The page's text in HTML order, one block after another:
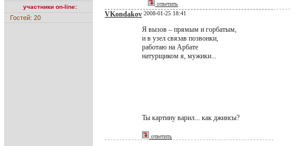
участники on-line:
Гостей: 20
ответить
VKondakov 2008-01-25 18:41
Я вызов – прямым и горбатым,
и в узел связав позвонки,
работаю на Арбате
натурщиком я, мужики...
Ты картину варил... как джинсы?
ответить